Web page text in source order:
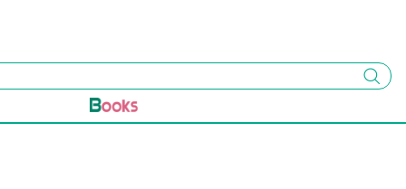
검색